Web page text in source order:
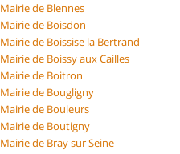
Mairie de Blennes
Mairie de Boisdon
Mairie de Boissise la Bertrand
Mairie de Boissy aux Cailles
Mairie de Boitron
Mairie de Bougligny
Mairie de Bouleurs
Mairie de Boutigny
Mairie de Bray sur Seine